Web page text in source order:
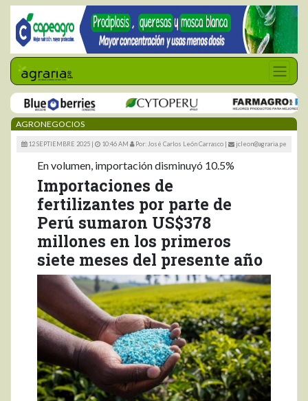
AGRONEGOCIOS
12 SEPTIEMBRE 2025 | 10:46 AM Por: José Carlos León Carrasco | jcleon@agraria.pe
En volumen, importación disminuyó 10.5%
Importaciones de
fertilizantes por parte de
Perú sumaron US$378
millones en los primeros
siete meses del presente año